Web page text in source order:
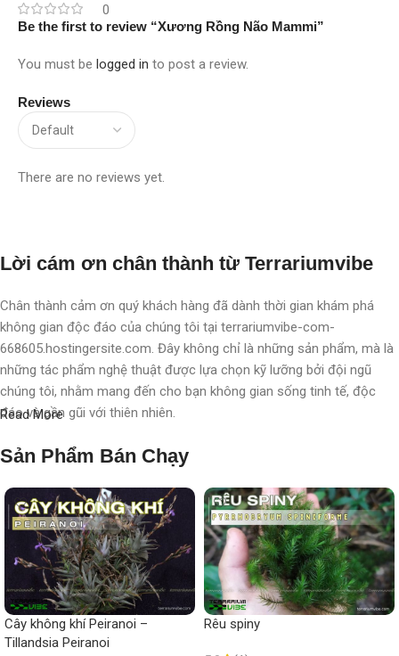
0
Reviews
There are no reviews yet.
Be the first to review “Xương Rồng Não Mammi”
You must be logged in to post a review.
Lời cám ơn chân thành từ Terrariumvibe
Chân thành cảm ơn quý khách hàng đã dành thời gian khám phá
không gian độc đáo của chúng tôi tại terrariumvibe-com-
668605.hostingersite.com. Đây không chỉ là những sản phẩm, mà là
những tác phẩm nghệ thuật được lựa chọn kỹ lưỡng bởi đội ngũ
chúng tôi, nhằm mang đến cho bạn không gian sống tinh tế, độc
đáo và gần gũi với thiên nhiên.
Với chúng tôi, terrarium không chỉ là nghệ thuật, mà còn là một triết
chúng tôi chăm chút, chắp cánh cho từng không gian, từng cá nhân.
Mỗi sản phẩm không chỉ là một vật trang trí, mà còn là một hành
trình khám phá thiên nhiên tinh tế được thể hiện qua từng chi tiết
nhỏ.
Mong muốn nhỏ nhoi
Hy vọng rằng quý khách sẽ không chỉ trải nghiệm mua sắm, mà còn
Read More
Sản Phẩm Bán Chạy
Cây không khí Peiranoi –
Tillandsia Peiranoi
Rêu spiny